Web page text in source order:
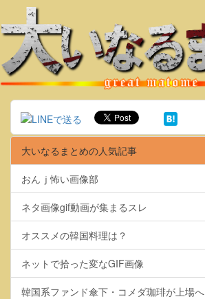
大いなるまとめの人気記事
おんｊ怖い画像部
ネタ画像gif動画が集まるスレ
オススメの韓国料理は？
ネットで拾った変なGIF画像
韓国系ファンド傘下・コメダ珈琲が上場へ